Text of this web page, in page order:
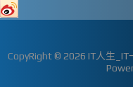
CopyRight © 2026 IT人生_IT